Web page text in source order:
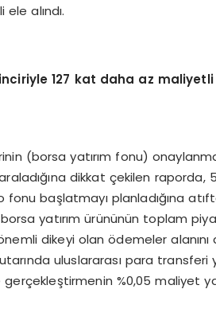
alındı.
127 kat daha az maliyetli
(borsa yatırım fonu)
dikkat çekilen
fonu başlatmayı planladığına
yatırım ürününün toplam
dikeyi olan ödemeler
uluslararası para transferi
gerçekleştirmenin %0,05 maliyet